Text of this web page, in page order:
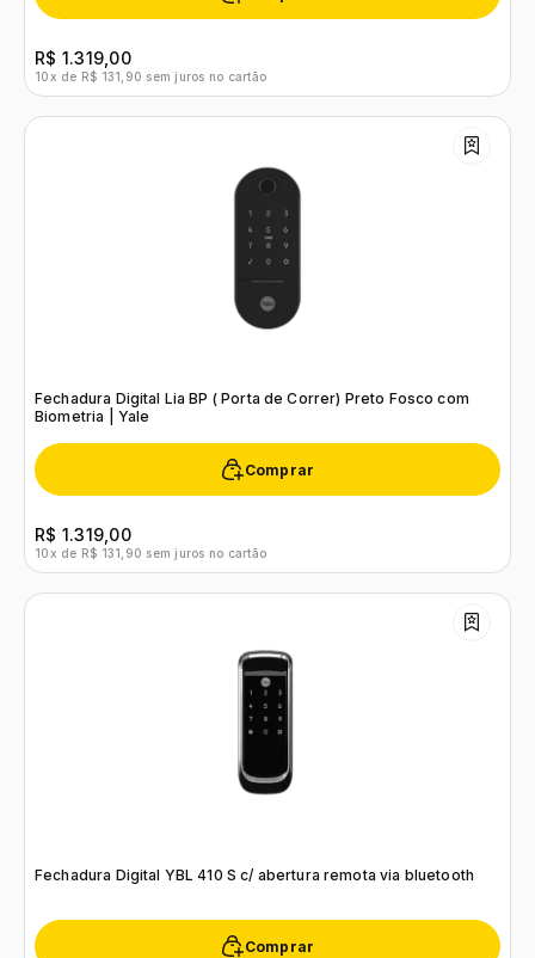
R$ 1.319,00
10x de R$ 131,90 sem juros no cartão
Fechadura Digital Lia BP ( Porta de Correr) Preto Fosco com
Biometria | Yale
Comprar
R$ 1.319,00
10x de R$ 131,90 sem juros no cartão
Fechadura Digital YBL 410 S c/ abertura remota via bluetooth
Comprar